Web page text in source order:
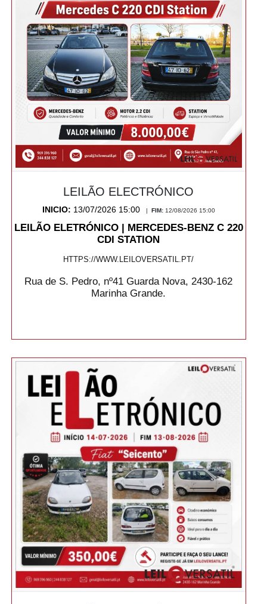
LEILÃO ELECTRÓNICO
INICIO: 13/07/2026 15:00 FIM: 12/08/2026 15:00
LEILÃO ELETRÓNICO | MERCEDES-BENZ C 220
CDI STATION
HTTPS://WWW.LEILOVERSATIL.PT/
Rua de S. Pedro, nº41 Guarda Nova, 2430-162
Marinha Grande.